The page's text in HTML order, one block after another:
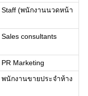
Staff (พนักงานนวดหน้า
Sales consultants
PR Marketing
พนักงานขายประจำห้าง